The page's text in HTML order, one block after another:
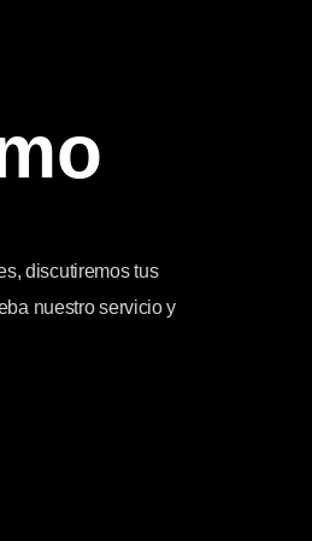
discutiremos tus
nuestro servicio y